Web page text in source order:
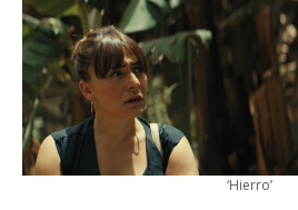
‘Hierro’